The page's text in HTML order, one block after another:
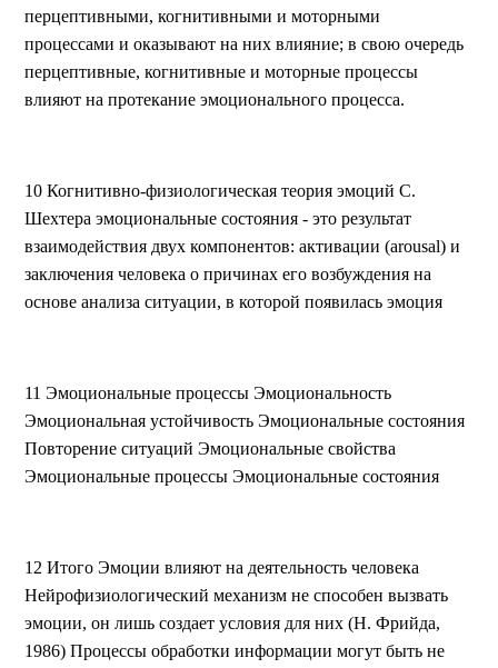
перцептивными, когнитивными и моторными
процессами и оказывают на них влияние; в свою очередь
перцептивные, когнитивные и моторные процессы
влияют на протекание эмоционального процесса.
10 Когнитивно-физиологическая теория эмоций С.
Шехтера эмоциональные состояния - это результат
взаимодействия двух компонентов: активации (arousal) и
заключения человека о причинах его возбуждения на
основе анализа ситуации, в которой появилась эмоция
11 Эмоциональные процессы Эмоциональность
Эмоциональная устойчивость Эмоциональные состояния
Повторение ситуаций Эмоциональные свойства
Эмоциональные процессы Эмоциональные состояния
12 Итого Эмоции влияют на деятельность человека
Нейрофизиологический механизм не способен вызвать
эмоции, он лишь создает условия для них (Н. Фрийда,
1986) Процессы обработки информации могут быть не